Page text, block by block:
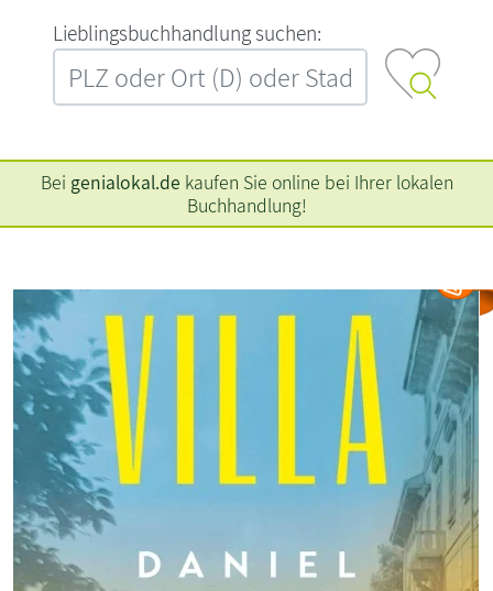
L‍i‍e‍b‍l‍i‍n‍g‍s‍b‍u‍c‍h‍h‍a‍n‍d‍l‍u‍n‍g‍ ‍s‍u‍c‍h‍e‍n‍:‍
Bei genialokal.de kaufen Sie online bei Ihrer lokalen
Buchhandlung!